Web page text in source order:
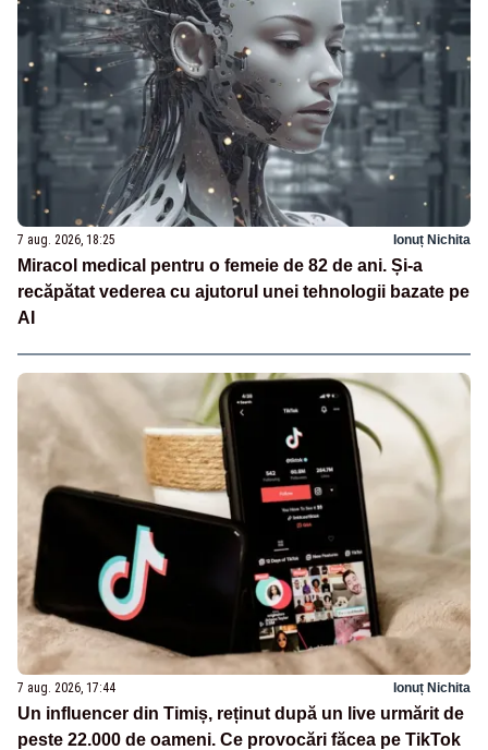
7 aug. 2026, 18:25 Ionuț Nichita
Miracol medical pentru o femeie de 82 de ani. Și-a
recăpătat vederea cu ajutorul unei tehnologii bazate pe
AI
7 aug. 2026, 17:44 Ionuț Nichita
Un influencer din Timiș, reținut după un live urmărit de
peste 22.000 de oameni. Ce provocări făcea pe TikTok